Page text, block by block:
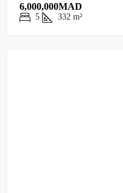
6,000,000MAD
5 332 m²